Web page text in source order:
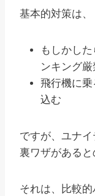
基本的対策は、
もしかし
ンキング厳
飛行機に
込む
ですが、ユナ
裏ワザがあると
それは、比較